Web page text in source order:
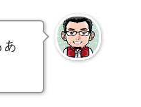
あ